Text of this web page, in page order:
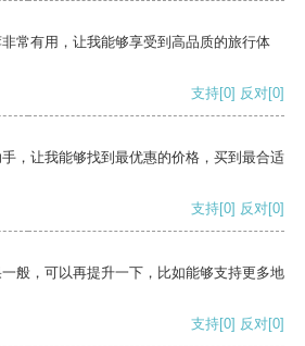
常有用，让我能够享受到高品质的旅行体
支持[0] 反对[0]
，让我能够找到最优惠的价格，买到最合适
支持[0] 反对[0]
般，可以再提升一下，比如能够支持更多地
支持[0] 反对[0]